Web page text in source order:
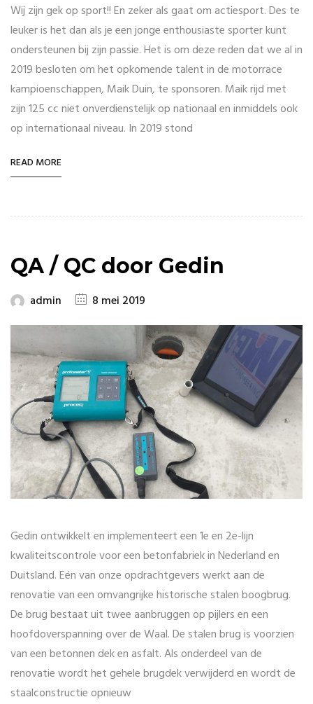
Wij zijn gek op sport!! En zeker als gaat om actiesport. Des te
leuker is het dan als je een jonge enthousiaste sporter kunt
ondersteunen bij zijn passie. Het is om deze reden dat we al in
2019 besloten om het opkomende talent in de motorrace
kampioenschappen, Maik Duin, te sponsoren. Maik rijd met
zijn 125 cc niet onverdienstelijk op nationaal en inmiddels ook
op internationaal niveau. In 2019 stond
READ MORE
QA / QC door Gedin
admin 8 mei 2019
Gedin ontwikkelt en implementeert een 1e en 2e-lijn
kwaliteitscontrole voor een betonfabriek in Nederland en
Duitsland. Eén van onze opdrachtgevers werkt aan de
renovatie van een omvangrijke historische stalen boogbrug.
De brug bestaat uit twee aanbruggen op pijlers en een
hoofdoverspanning over de Waal. De stalen brug is voorzien
van een betonnen dek en asfalt. Als onderdeel van de
renovatie wordt het gehele brugdek verwijderd en wordt de
staalconstructie opnieuw